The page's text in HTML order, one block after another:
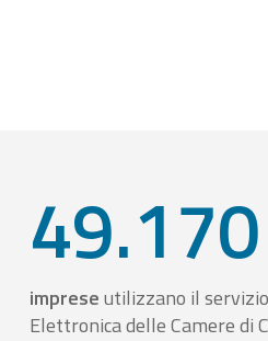
49.170
impreseutilizzano il
Elettronica delle Camere di